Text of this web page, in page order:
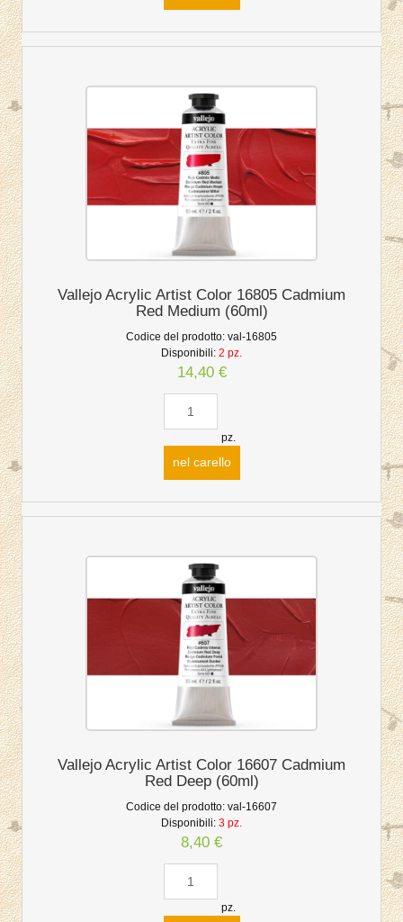
Vallejo Acrylic Artist Color 16805 Cadmium
Red Medium (60ml)
Codice del prodotto: val-16805
Disponibili: 2 pz.
14,40 €
pz.
nel carello
Vallejo Acrylic Artist Color 16607 Cadmium
Red Deep (60ml)
Codice del prodotto: val-16607
Disponibili: 3 pz.
8,40 €
pz.